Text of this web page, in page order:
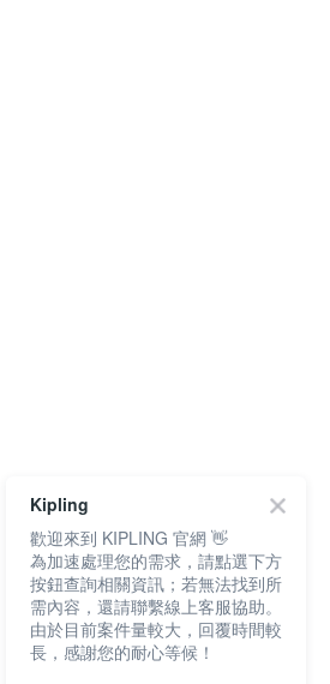
Kipling
歡迎來到 KIPLING 官網 👋
為加速處理您的需求，請點選下方
按鈕查詢相關資訊；若無法找到所
需內容，還請聯繫線上客服協助。
由於目前案件量較大，回覆時間較
長，感謝您的耐心等候！